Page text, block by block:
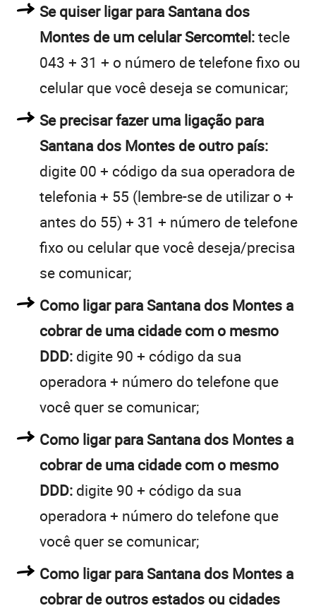
Se quiser ligar para Santana dos
Montes de um celular Sercomtel:tecle
043 + 31 + o número de telefone fixo ou
celular que você deseja se comunicar;
Se precisar fazer uma ligação para
Santana dos Montes de outro país:
digite 00 + código da sua operadora de
telefonia + 55 (lembre-se de utilizar o +
antes do 55) + 31 + número de telefone
fixo ou celular que você deseja/precisa
se comunicar;
Como ligar para Santana dos Montes a
cobrar de uma cidade com o mesmo
DDD: digite 90 + código da sua
operadora + número do telefone que
você quer se comunicar;
Como ligar para Santana dos Montes a
cobrar de uma cidade com o mesmo
DDD: digite 90 + código da sua
operadora + número do telefone que
você quer se comunicar;
Como ligar para Santana dos Montes a
cobrar de outros estados ou cidades